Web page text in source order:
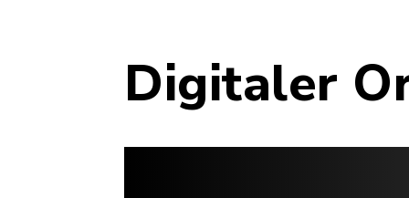
Digitaler